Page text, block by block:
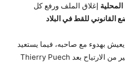
إغلاق الملف ورفع كل
القانوني للقط في البلاد
بهدوء مع صاحبه، فيما يستعيد
Thierry Puech تلك التجربة الصعبة بشعور كبير من الارتياح بعد